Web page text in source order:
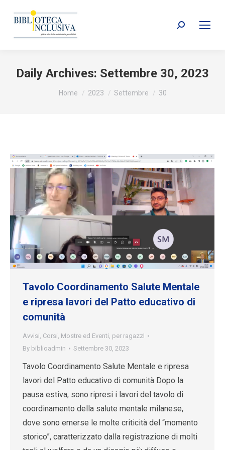
Search:
Daily Archives: Settembre 30, 2023
You are here:
Home 2023 Settembre 30
Tavolo Coordinamento Salute Mentale
e ripresa lavori del Patto educativo di
comunità
Avvisi, Corsi, Mostre ed Eventi, per ragazzI
By biblioadmin Settembre 30, 2023
Tavolo Coordinamento Salute Mentale e ripresa
lavori del Patto educativo di comunità Dopo la
pausa estiva, sono ripresi i lavori del tavolo di
coordinamento della salute mentale milanese,
dove sono emerse le molte criticità del “momento
storico”, caratterizzato dalla registrazione di molti